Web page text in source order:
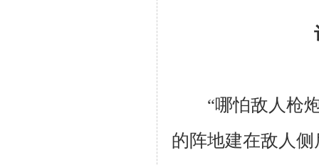
“哪怕敌人枪
的阵地建在敌人